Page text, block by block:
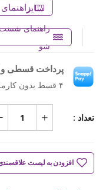
راهنمای سایز
راهنمای
شو
پرداخت قسطی و
۴ قسط بدون کارمزد، ماهانه ۹۲۵٬۵۰۰ تومان
تعداد :
افزودن به لیست